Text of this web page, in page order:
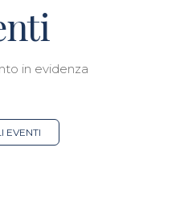
in evidenza
EVENTI